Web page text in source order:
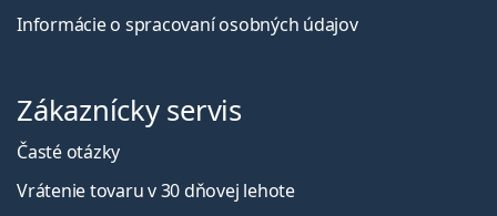
Informácie o spracovaní osobných údajov
Zákaznícky servis
Časté otázky
Vrátenie tovaru v 30 dňovej lehote